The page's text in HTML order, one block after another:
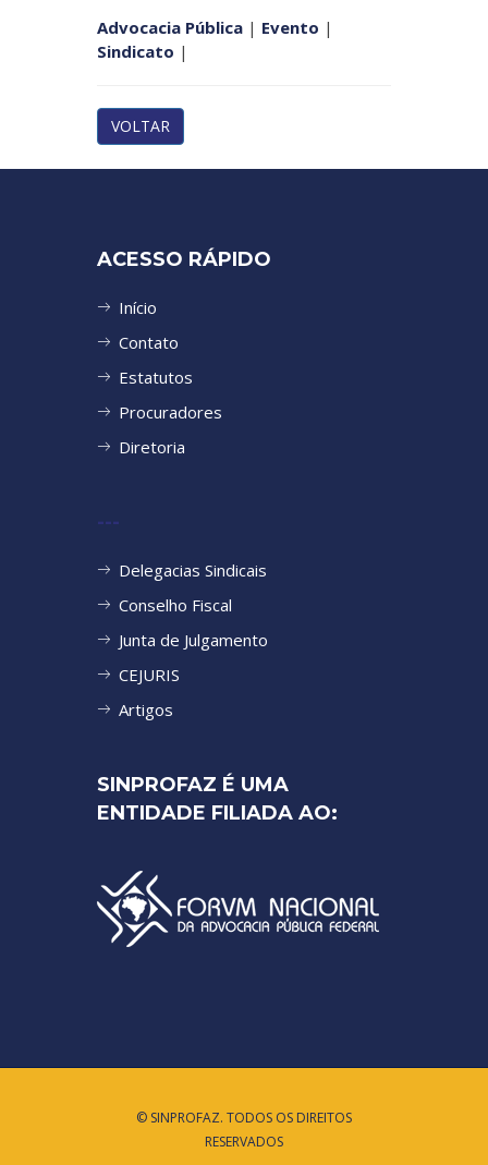
Advocacia Pública | Evento |
Sindicato |
VOLTAR
ACESSO RÁPIDO
Início
Contato
Estatutos
Procuradores
Diretoria
---
Delegacias Sindicais
Conselho Fiscal
Junta de Julgamento
CEJURIS
Artigos
SINPROFAZ É UMA
ENTIDADE FILIADA AO:
© SINPROFAZ. TODOS OS DIREITOS
RESERVADOS